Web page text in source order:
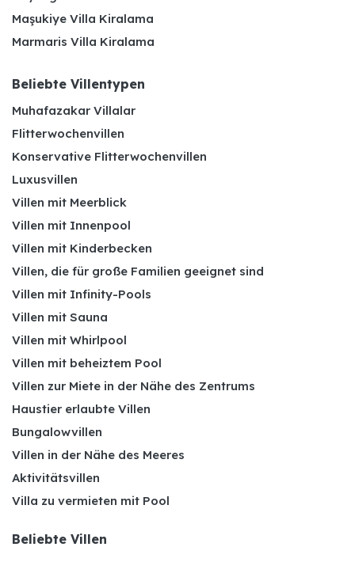
Maşukiye Villa Kiralama
Marmaris Villa Kiralama
Beliebte Villentypen
Muhafazakar Villalar
Flitterwochenvillen
Konservative Flitterwochenvillen
Luxusvillen
Villen mit Meerblick
Villen mit Innenpool
Villen mit Kinderbecken
Villen, die für große Familien geeignet sind
Villen mit Infinity-Pools
Villen mit Sauna
Villen mit Whirlpool
Villen mit beheiztem Pool
Villen zur Miete in der Nähe des Zentrums
Haustier erlaubte Villen
Bungalowvillen
Villen in der Nähe des Meeres
Aktivitätsvillen
Villa zu vermieten mit Pool
Beliebte Villen